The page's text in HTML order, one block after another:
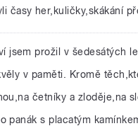
časy her,kuličky,skákání
jsem prožil v šedesátých
v paměti. Kromě
četníky a zloděje,na
panák s placatým